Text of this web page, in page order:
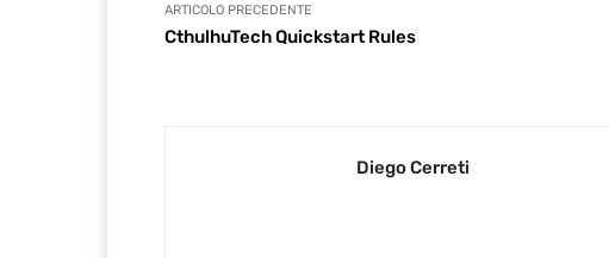
ARTICOLO PRECEDENTE
CthulhuTech Quickstart Rules
Diego Cerreti